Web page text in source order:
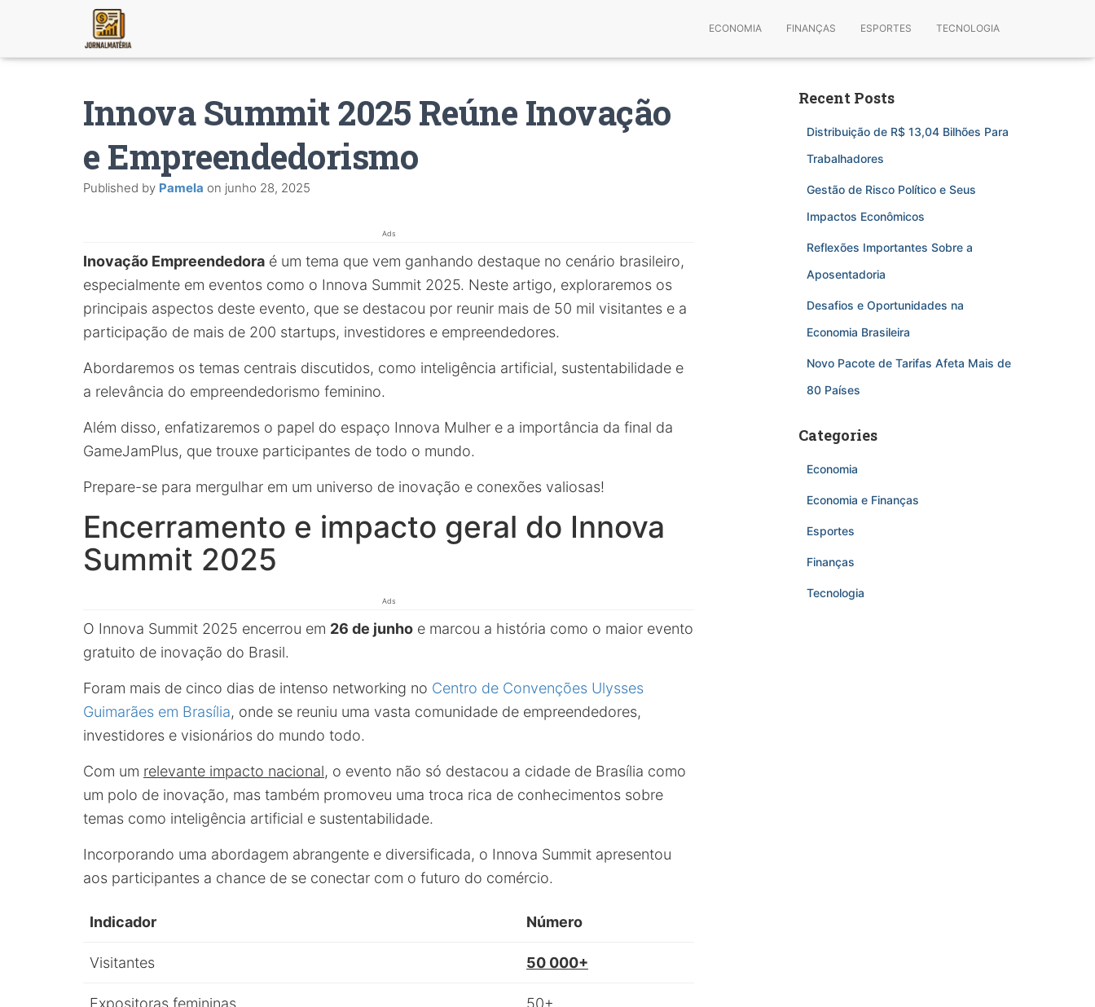
ECONOMIA FINANÇAS ESPORTES TECNOLOGIA
Innova Summit 2025 Reúne Inovação
e Empreendedorismo
Published by Pamela on junho 28, 2025
Ads
Inovação Empreendedora é um tema que vem ganhando destaque no cenário brasileiro,
especialmente em eventos como o Innova Summit 2025. Neste artigo, exploraremos os
principais aspectos deste evento, que se destacou por reunir mais de 50 mil visitantes e a
participação de mais de 200 startups, investidores e empreendedores.
Abordaremos os temas centrais discutidos, como inteligência artificial, sustentabilidade e
a relevância do empreendedorismo feminino.
Além disso, enfatizaremos o papel do espaço Innova Mulher e a importância da final da
GameJamPlus, que trouxe participantes de todo o mundo.
Prepare-se para mergulhar em um universo de inovação e conexões valiosas!
Encerramento e impacto geral do Innova
Summit 2025
Ads
O Innova Summit 2025 encerrou em 26 de junho e marcou a história como o maior evento
gratuito de inovação do Brasil.
Foram mais de cinco dias de intenso networking no Centro de Convenções Ulysses
Guimarães em Brasília, onde se reuniu uma vasta comunidade de empreendedores,
investidores e visionários do mundo todo.
Com um relevante impacto nacional, o evento não só destacou a cidade de Brasília como
um polo de inovação, mas também promoveu uma troca rica de conhecimentos sobre
temas como inteligência artificial e sustentabilidade.
Incorporando uma abordagem abrangente e diversificada, o Innova Summit apresentou
aos participantes a chance de se conectar com o futuro do comércio.
Indicador Número
Visitantes 50 000+
Expositoras femininas 50+
Recent Posts
Distribuição de R$ 13,04 Bilhões Para
Trabalhadores
Gestão de Risco Político e Seus
Impactos Econômicos
Reflexões Importantes Sobre a
Aposentadoria
Desafios e Oportunidades na
Economia Brasileira
Novo Pacote de Tarifas Afeta Mais de
80 Países
Categories
Economia
Economia e Finanças
Esportes
Finanças
Tecnologia